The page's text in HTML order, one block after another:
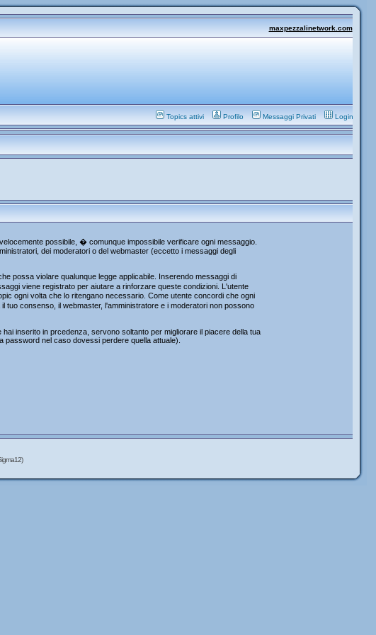
maxpezzalinetwork.com
Topics attivi Profilo Messaggi Privati Login
possibile, � comunque impossibile verificare ogni messaggio.
dei moderatori o del webmaster (eccetto i messaggi degli
possa violare qualunque legge applicabile. Inserendo messaggi di
viene registrato per aiutare a rinforzare queste condizioni. L'utente
ogni volta che lo ritengano necessario. Come utente concordi che ogni
consenso, il webmaster, l'amministratore e i moderatori non possono
inserito in prcedenza, servono soltanto per migliorare il piacere della tua
nel caso dovessi perdere quella attuale).